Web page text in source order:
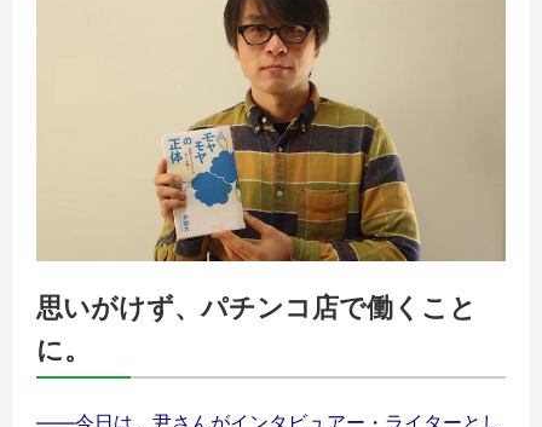
思いがけず、パチンコ店で働くこと
に。
――今日は、尹さんがインタビュアー・ライターとし